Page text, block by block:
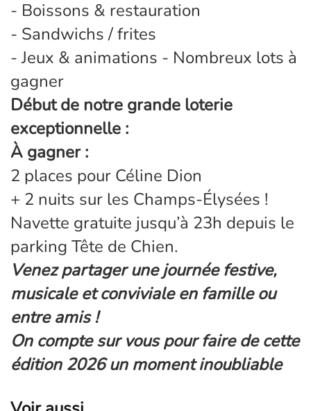
- Boissons & restauration
- Sandwichs / frites
- Jeux & animations - Nombreux lots à
gagner
Début de notre grande loterie
exceptionnelle :
À gagner :
2 places pour Céline Dion
+ 2 nuits sur les Champs-Élysées !
Navette gratuite jusqu’à 23h depuis le
parking Tête de Chien.
Venez partager une journée festive,
musicale et conviviale en famille ou
entre amis !
On compte sur vous pour faire de cette
édition 2026 un moment inoubliable